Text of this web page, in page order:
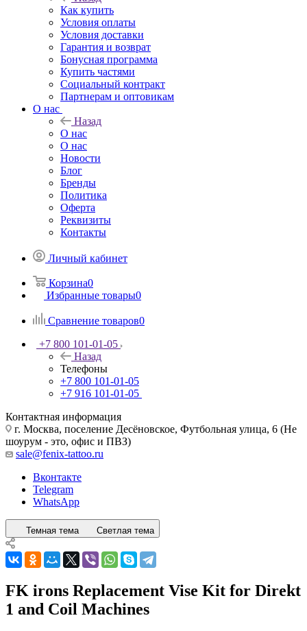
Как купить
Условия оплаты
Условия доставки
Гарантия и возврат
Бонусная программа
Купить частями
Социальный контракт
Партнерам и оптовикам
О нас
Назад
О нас
О нас
Новости
Блог
Бренды
Политика
Оферта
Реквизиты
Контакты
Личный кабинет
Корзина0
Избранные товары0
Сравнение товаров0
+7 800 101-01-05
Назад
Телефоны
+7 800 101-01-05
+7 916 101-01-05
Контактная информация
г. Москва, поселение Десёновское, Футбольная улица, 6 (Не
шоурум - это, офис и ПВЗ)
sale@fenix-tattoo.ru
Вконтакте
Telegram
WhatsApp
Темная тема Светлая тема
FK irons Replacement Vise Kit for Direkt
1 and Coil Machines